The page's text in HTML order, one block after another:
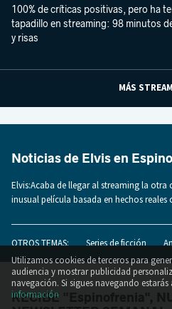
100% de críticas positivas, pero ha
tapadillo en streaming: 98 minutos
y risas
MÁS
Noticias de Elvis en
Elvis:Acaba de llegar al streaming la otra
inusual película basada en hechos
OTROS TEMAS: Series de ficción
RECIBE "Espinofrenia",
Utilizamos cookies de terceros para
audiencia y mostrar publicidad
navegación. Si sigues navegando
información